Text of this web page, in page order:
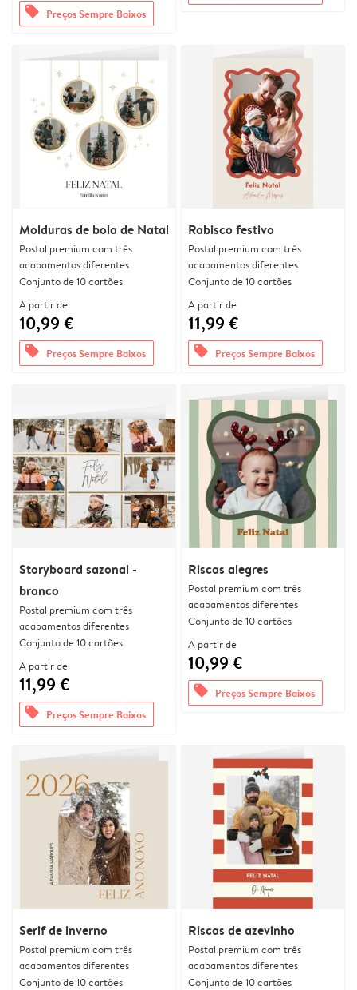
offers Preços Sempre Baixos
Molduras de bola de Natal
Postal premium com três
acabamentos diferentes
Conjunto de 10 cartões
A partir de
10,99 €
offers Preços Sempre Baixos
Rabisco festivo
Postal premium com três
acabamentos diferentes
Conjunto de 10 cartões
A partir de
11,99 €
offers Preços Sempre Baixos
Storyboard sazonal -
branco
Postal premium com três
acabamentos diferentes
Conjunto de 10 cartões
A partir de
11,99 €
offers Preços Sempre Baixos
Riscas alegres
Postal premium com três
acabamentos diferentes
Conjunto de 10 cartões
A partir de
10,99 €
offers Preços Sempre Baixos
Serif de inverno
Postal premium com três
acabamentos diferentes
Conjunto de 10 cartões
Riscas de azevinho
Postal premium com três
acabamentos diferentes
Conjunto de 10 cartões